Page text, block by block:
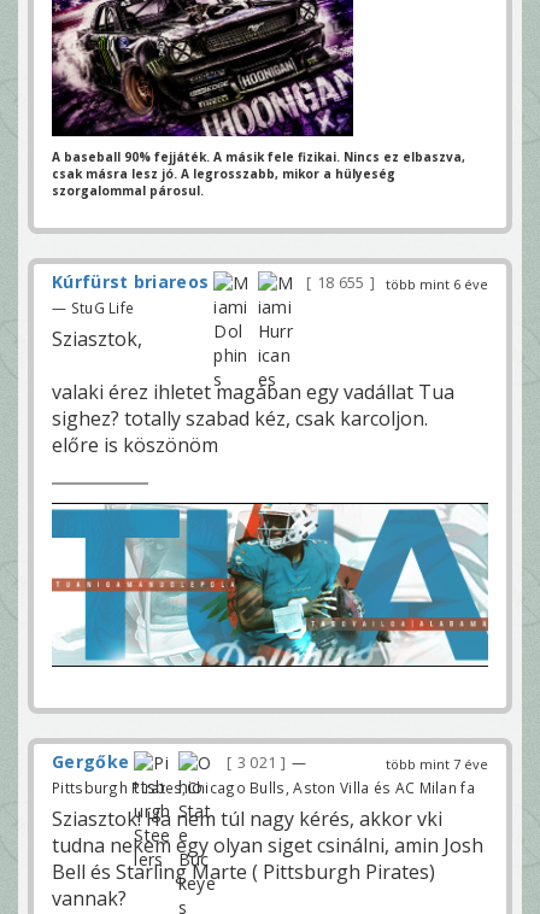
A baseball 90% fejjáték. A másik fele fizikai. Nincs ez elbaszva,
csak másra lesz jó. A legrosszabb, mikor a hülyeség
szorgalommal párosul.
több mint 6 éve
Kúrfürst briareos 18 655
— StuG Life
Sziasztok,
valaki érez ihletet magában egy vadállat Tua
sighez? totally szabad kéz, csak karcoljon.
előre is köszönöm
több mint 7 éve
Gergőke 3 021
—
Pittsburgh Pirates,Chicago Bulls, Aston Villa és AC Milan fa
Sziasztok! Ha nem túl nagy kérés, akkor vki
tudna nekem egy olyan siget csinálni, amin Josh
Bell és Starling Marte ( Pittsburgh Pirates)
vannak?